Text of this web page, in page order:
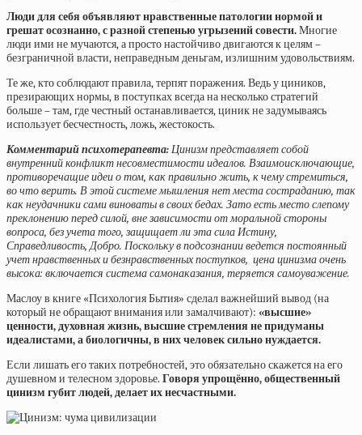
Люди для себя объявляют нравственные патологии нормой и
грешат осознанно, с разной степенью угрызений совести.Многие
люди ими не мучаются, а просто настойчиво двигаются к целям –
безграничной власти, неправедным деньгам, излишним удовольствиям.
Те же, кто соблюдают правила, терпят поражения. Ведь у циников,
презирающих нормы, в поступках всегда на несколько стратегий
больше – там, где честный останавливается, циник не задумываясь
использует бесчестность, ложь, жестокость.
Комментарий психотерапевта:Цинизм представляет собой
внутренний конфликт несовместимости идеалов. Взаимоисключающие,
противоречащие идеи о том, как правильно жить, к чему стремиться,
во что верить. В этой системе мышления нет места состраданию, так
как неудачники сами виноваты в своих бедах. Зато есть место слепому
преклонению перед силой, вне зависимости от моральной стороны
вопроса, без учета того, защищает ли эта сила Истину,
Справедливость, Добро. Поскольку в подсознании ведется постоянный
учет нравственных и безнравственных поступков, цена цинизма очень
высока: включается система самонаказания, теряется самоуважение.
Маслоу в книге «Психология Бытия» сделал важнейший вывод (на
который не обращают внимания или замалчивают): «высшие»
ценности, духовная жизнь, высшие стремления не придуманы
идеалистами, а биологичны, в них человек сильно нуждается.
Если лишать его таких потребностей, это обязательно скажется на его
душевном и телесном здоровье. Говоря упрощённо, общественный
цинизм губит людей, делает их несчастными.